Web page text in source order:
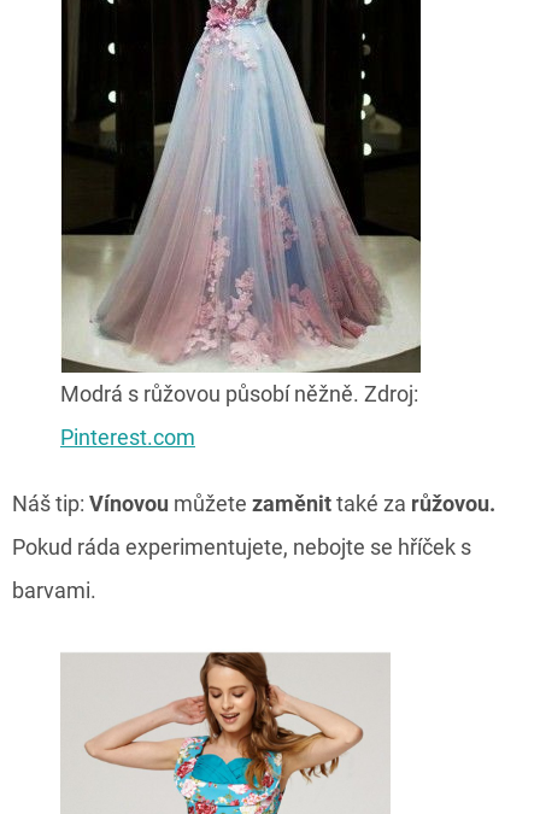
Modrá s růžovou působí něžně. Zdroj:
Pinterest.com
Náš tip: Vínovou můžete zaměnittaké za růžovou.
Pokud ráda experimentujete, nebojte se hříček s
barvami.